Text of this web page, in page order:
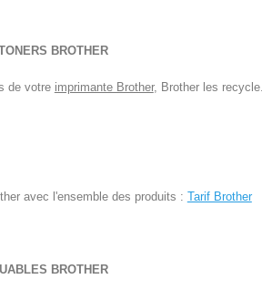
BROTHER
de votre imprimante Brother, Brother les recycle.
avec l'ensemble des produits : Tarif Brother
BROTHER